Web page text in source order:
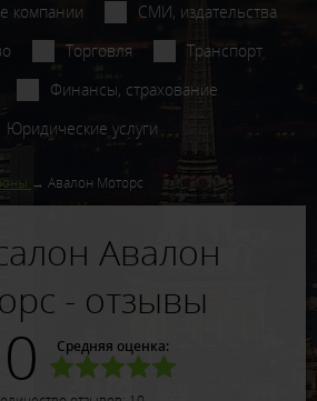
компании
СМИ, издательства
Торговля
Транспорт
Финансы, страхование
Юридические услуги
Авалон Моторс
Авалон
- отзывы
Средняя оценка: